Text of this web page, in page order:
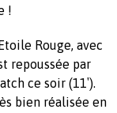
!
Rouge, avec
repoussée par
ce soir (11′).
bien réalisée en